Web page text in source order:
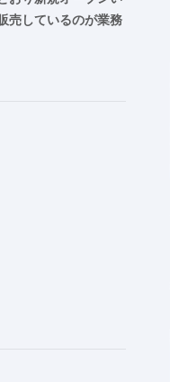
売しているのが業務